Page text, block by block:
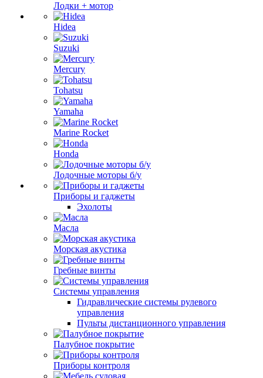
Лодки + мотор
Hidea
Suzuki
Mercury
Tohatsu
Yamaha
Marine Rocket
Honda
Лодочные моторы б/у
Приборы и гаджеты
Эхолоты
Масла
Морская акустика
Гребные винты
Системы управления
Гидравлические системы рулевого
управления
Пульты дистанционного управления
Палубное покрытие
Приборы контроля